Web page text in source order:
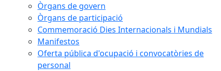
Òrgans de govern
Òrgans de participació
Commemoració Dies Internacionals i Mundials
Manifestos
Oferta pública d'ocupació i convocatòries de
personal